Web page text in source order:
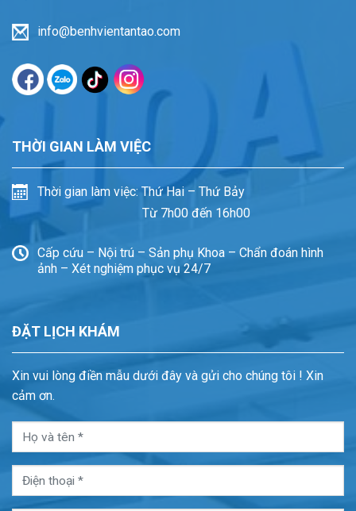
info@benhvientantao.com
THỜI GIAN LÀM VIỆC
Thời gian làm việc: Thứ Hai – Thứ Bảy
Từ 7h00 đến 16h00
Cấp cứu – Nội trú – Sản phụ Khoa – Chẩn đoán hình
ảnh – Xét nghiệm phục vụ 24/7
ĐẶT LỊCH KHÁM
Xin vui lòng điền mẫu dưới đây và gửi cho chúng tôi ! Xin
cảm ơn.